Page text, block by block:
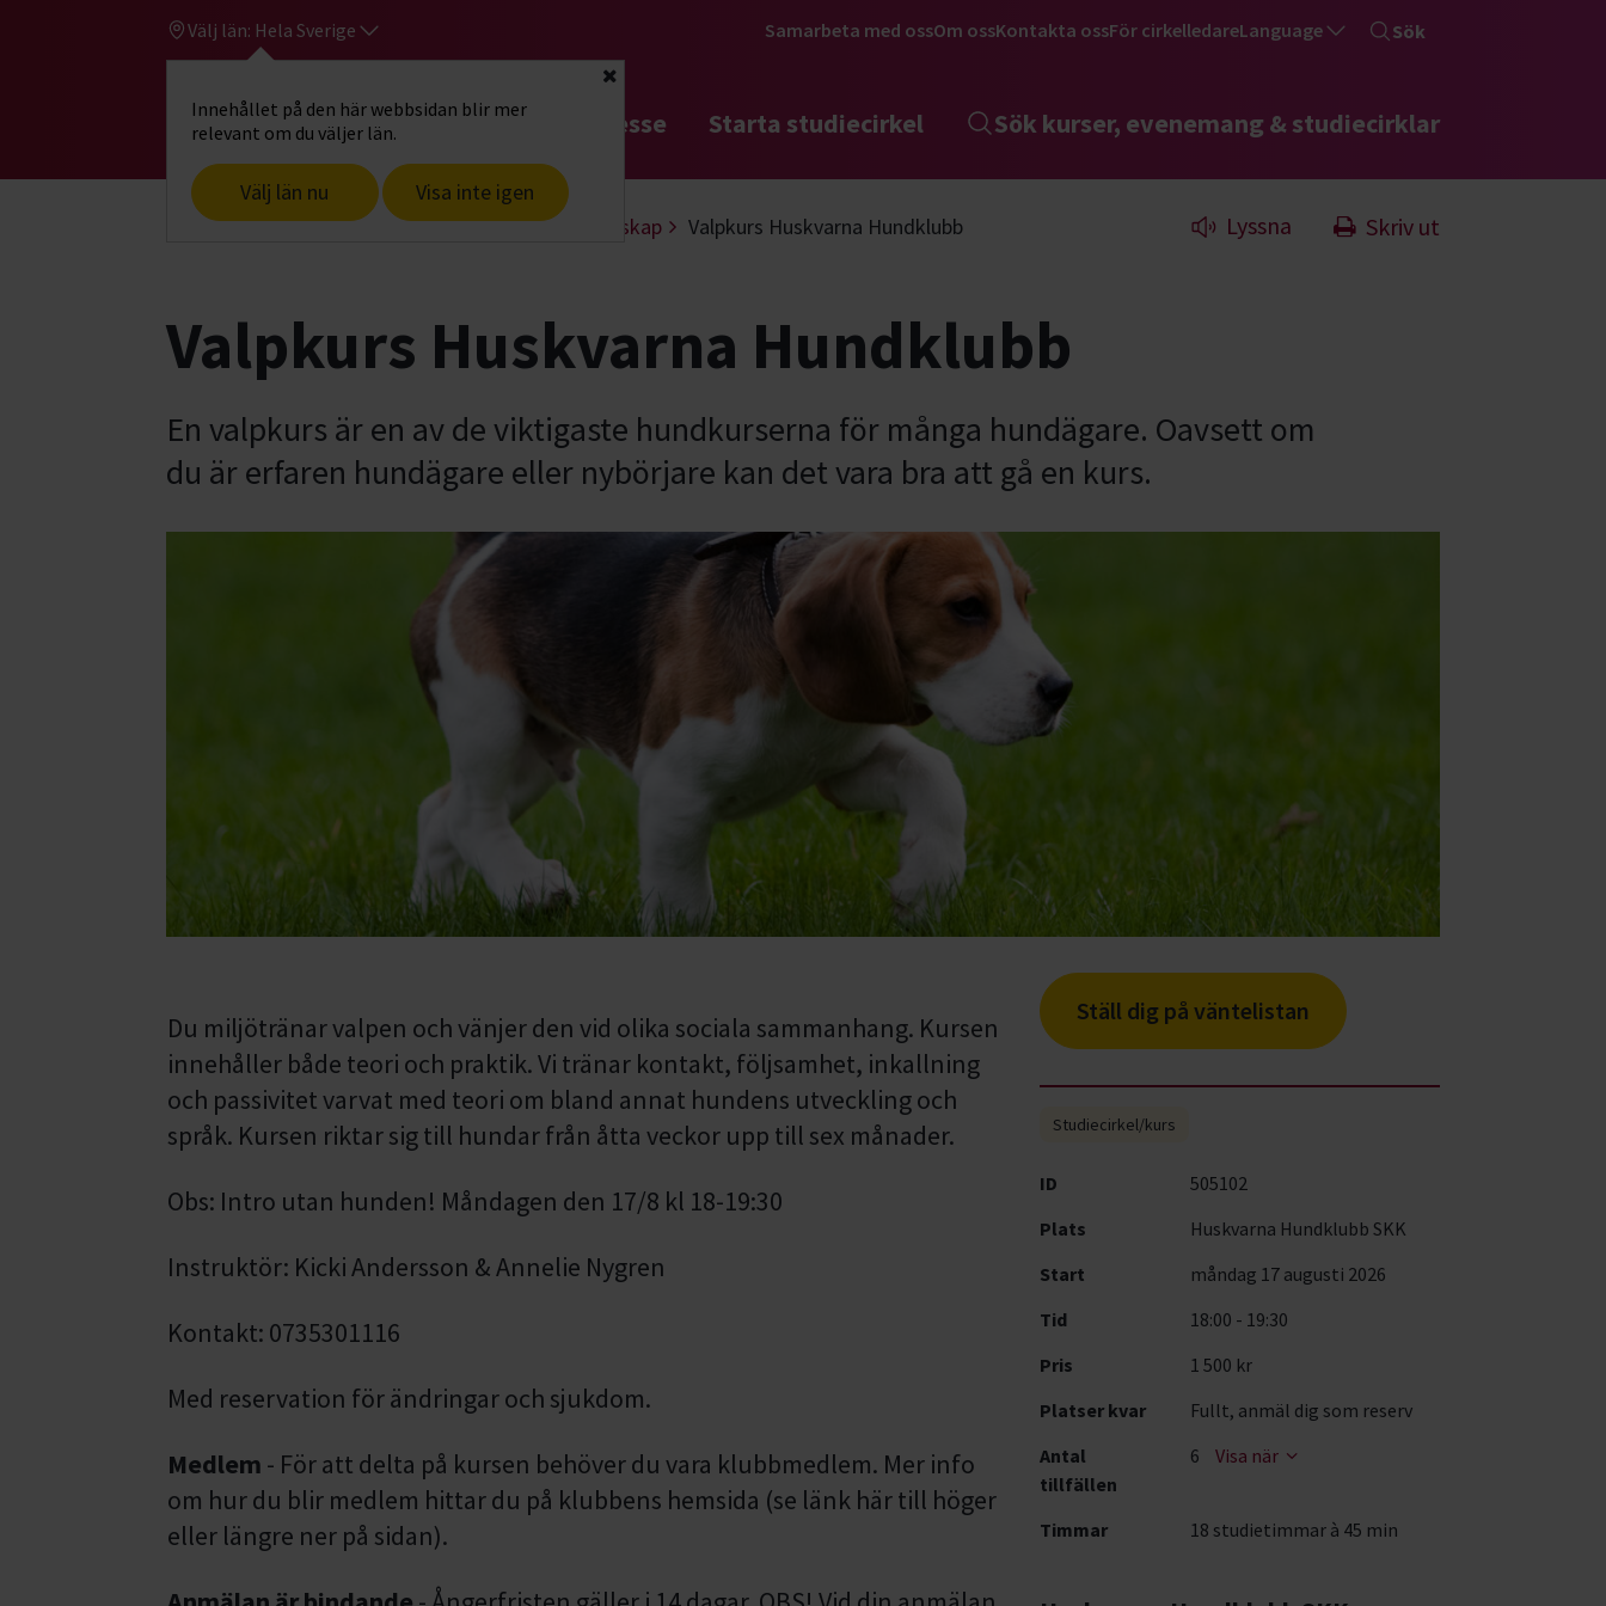
Välj län: Hela Sverige
Innehållet på den här webbsidan blir mer
relevant om du väljer län.
Välj län nu Visa inte igen
Stäng
Samarbeta med ossOm ossKontakta ossFör cirkelledareLanguage Sök
Gå till studiefrämjandets startsidaHitta intresse Starta studiecirkel Sök kurser, evenemang & studiecirklar
Start Hitta intresse Hund & husdjur Valpkunskap Valpkurs Huskvarna Hundklubb Lyssna Skriv ut
Valpkurs Huskvarna Hundklubb
En valpkurs är en av de viktigaste hundkurserna för många hundägare. Oavsett om
du är erfaren hundägare eller nybörjare kan det vara bra att gå en kurs.
Du miljötränar valpen och vänjer den vid olika sociala sammanhang. Kursen
innehåller både teori och praktik. Vi tränar kontakt, följsamhet, inkallning
och passivitet varvat med teori om bland annat hundens utveckling och
språk. Kursen riktar sig till hundar från åtta veckor upp till sex månader.
Obs: Intro utan hunden! Måndagen den 17/8 kl 18-19:30
Instruktör: Kicki Andersson & Annelie Nygren
Kontakt: 0735301116
Med reservation för ändringar och sjukdom.
Medlem - För att delta på kursen behöver du vara klubbmedlem. Mer info
om hur du blir medlem hittar du på klubbens hemsida (se länk här till höger
eller längre ner på sidan).
Ställ dig på väntelistan
Studiecirkel/kurs
ID
505102
Plats
Huskvarna Hundklubb SKK
Start
måndag 17 augusti 2026
Tid
18:00 - 19:30
Pris
1 500 kr
Platser kvar
Fullt, anmäl dig som reserv
Antal
tillfällen
6 Visa när
Timmar 18 studietimmar à 45 min